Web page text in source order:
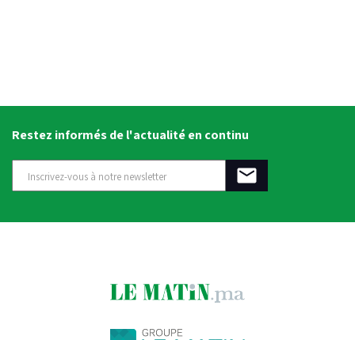
Restez informés de l'actualité en continu